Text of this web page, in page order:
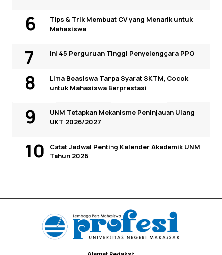
Tips & Trik Membuat CV yang Menarik untuk
Mahasiswa
Ini 45 Perguruan Tinggi Penyelenggara PPG
Lima Beasiswa Tanpa Syarat SKTM, Cocok
untuk Mahasiswa Berprestasi
UNM Tetapkan Mekanisme Peninjauan Ulang
UKT 2026/2027
Catat Jadwal Penting Kalender Akademik UNM
Tahun 2026